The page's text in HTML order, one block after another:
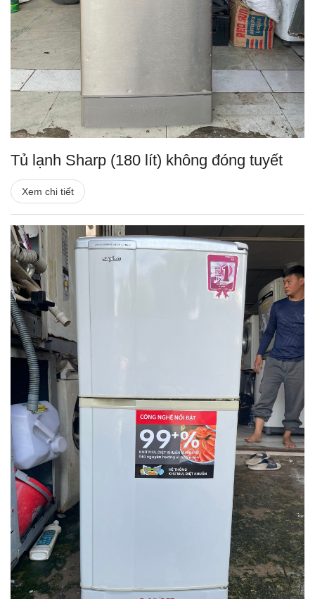
Tủ lạnh Sharp (180 lít) không đóng tuyết
Xem chi tiết